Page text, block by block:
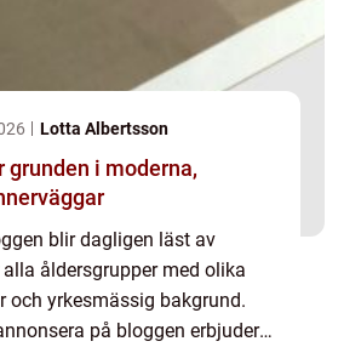
Lotta Albertsson
blir dagligen läst av
alla åldersgrupper med olika
och yrkesmässig bakgrund.
på bloggen erbjuder